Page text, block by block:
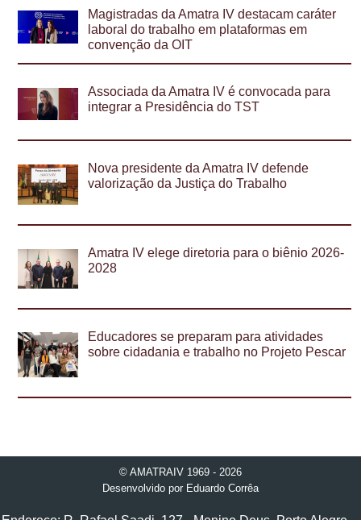
Magistradas da Amatra IV destacam caráter
laboral do trabalho em plataformas em
convenção da OIT
Associada da Amatra IV é convocada para
integrar a Presidência do TST
Nova presidente da Amatra IV defende
valorização da Justiça do Trabalho
Amatra IV elege diretoria para o biênio 2026-
2028
Educadores se preparam para atividades
sobre cidadania e trabalho no Projeto Pescar
© AMATRAIV 1969 - 2026
Desenvolvido por Eduardo Corrêa